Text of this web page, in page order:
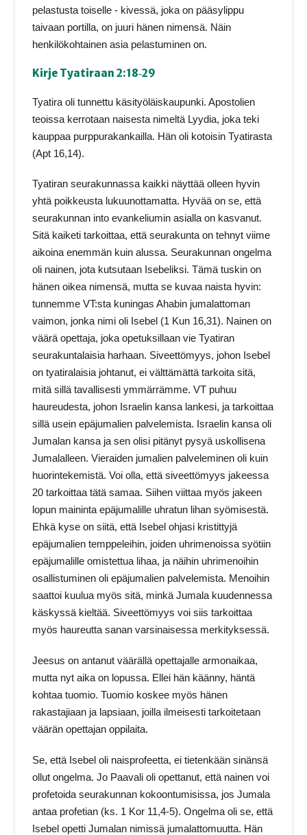
pelastusta toiselle ‑ kivessä, joka on pääsylippu
taivaan portilla, on juuri hänen nimensä. Näin
henkilökohtainen asia pelastuminen on.
Kirje Tyatiraan 2:18‑29
Tyatira oli tunnettu käsityöläiskaupunki. Apostolien
teoissa kerrotaan naisesta nimeltä Lyydia, joka teki
kauppaa purppurakankailla. Hän oli kotoisin Tyatirasta
(Apt 16,14).
Tyatiran seurakunnassa kaikki näyttää olleen hyvin
yhtä poikkeusta lukuunottamatta. Hyvää on se, että
seurakunnan into evankeliumin asialla on kasvanut.
Sitä kaiketi tarkoittaa, että seurakunta on tehnyt viime
aikoina enemmän kuin alussa. Seurakunnan ongelma
oli nainen, jota kutsutaan Isebeliksi. Tämä tuskin on
hänen oikea nimensä, mutta se kuvaa naista hyvin:
tunnemme VT:sta kuningas Ahabin jumalattoman
vaimon, jonka nimi oli Isebel (1 Kun 16,31). Nainen on
väärä opettaja, joka opetuksillaan vie Tyatiran
seurakuntalaisia harhaan. Siveettömyys, johon Isebel
on tyatiralaisia johtanut, ei välttämättä tarkoita sitä,
mitä sillä tavallisesti ymmärrämme. VT puhuu
haureudesta, johon Israelin kansa lankesi, ja tarkoittaa
sillä usein epäjumalien palvelemista. Israelin kansa oli
Jumalan kansa ja sen olisi pitänyt pysyä uskollisena
Jumalalleen. Vieraiden jumalien palveleminen oli kuin
huorintekemistä. Voi olla, että siveettömyys jakeessa
20 tarkoittaa tätä samaa. Siihen viittaa myös jakeen
lopun maininta epäjumalille uhratun lihan syömisestä.
Ehkä kyse on siitä, että Isebel ohjasi kristittyjä
epäjumalien temppeleihin, joiden uhrimenoissa syötiin
epäjumalille omistettua lihaa, ja näihin uhrimenoihin
osallistuminen oli epäjumalien palvelemista. Menoihin
saattoi kuulua myös sitä, minkä Jumala kuudennessa
käskyssä kieltää. Siveettömyys voi siis tarkoittaa
myös haureutta sanan varsinaisessa merkityksessä.
Jeesus on antanut väärällä opettajalle armonaikaa,
mutta nyt aika on lopussa. Ellei hän käänny, häntä
kohtaa tuomio. Tuomio koskee myös hänen
rakastajiaan ja lapsiaan, joilla ilmeisesti tarkoitetaan
väärän opettajan oppilaita.
Se, että Isebel oli naisprofeetta, ei tietenkään sinänsä
ollut ongelma. Jo Paavali oli opettanut, että nainen voi
profetoida seurakunnan kokoontumisissa, jos Jumala
antaa profetian (ks. 1 Kor 11,4‑5). Ongelma oli se, että
Isebel opetti Jumalan nimissä jumalattomuutta. Hän